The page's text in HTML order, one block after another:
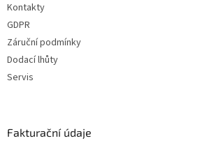
Kontakty
GDPR
Záruční podmínky
Dodací lhůty
Servis
Fakturační údaje